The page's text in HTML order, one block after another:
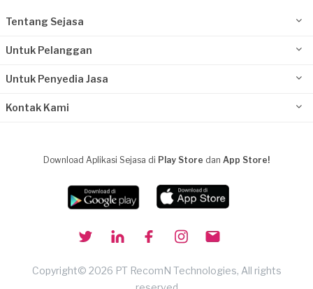
Tentang Sejasa
Untuk Pelanggan
Untuk Penyedia Jasa
Kontak Kami
Download Aplikasi Sejasa di Play Store dan App Store!
Copyright© 2026 PT RecomN Technologies, All rights